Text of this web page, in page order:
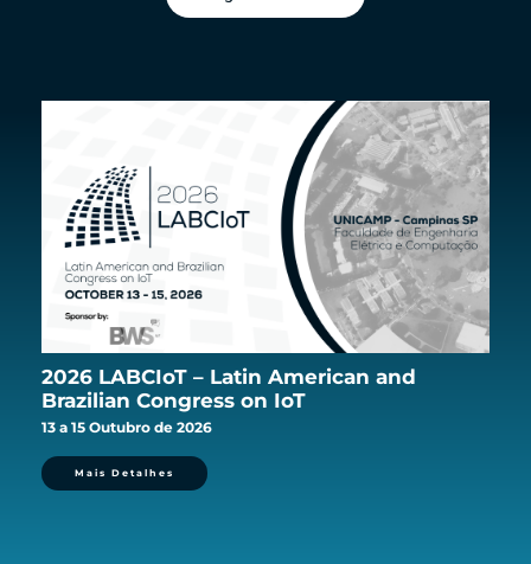
2026 LABCIoT – Latin American and
Brazilian Congress on IoT
13 a 15 Outubro de 2026
Mais Detalhes